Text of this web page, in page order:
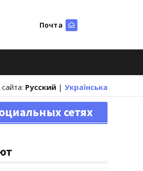
Почта
Русский | Українська
сетях